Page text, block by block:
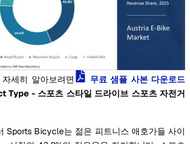
세히 알아보려면
무료 샘플 사본 다운로드
- 스포츠 스타일 드라이브 스포츠 자전거
Sports Bicycle는 젊은 피트니스 애호가들 사이